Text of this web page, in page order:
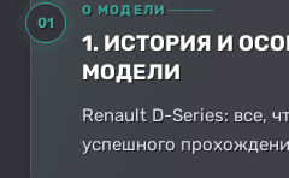
01
О МОДЕЛИ
1. ИСТОРИЯ И
МОДЕЛИ
Renault D-Series: все,
успешного